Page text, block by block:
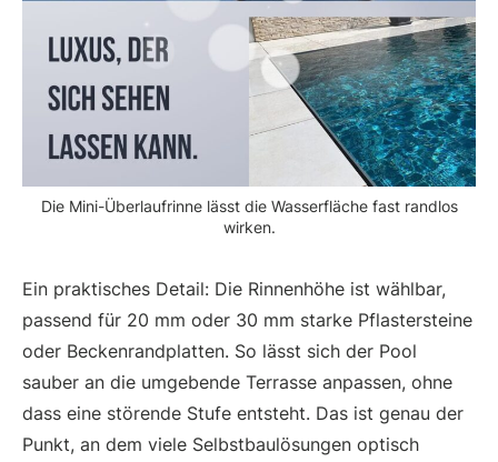
Die Mini-Überlaufrinne lässt die Wasserfläche fast randlos
wirken.
Ein praktisches Detail: Die Rinnenhöhe ist wählbar,
passend für 20 mm oder 30 mm starke Pflastersteine
oder Beckenrandplatten. So lässt sich der Pool
sauber an die umgebende Terrasse anpassen, ohne
dass eine störende Stufe entsteht. Das ist genau der
Punkt, an dem viele Selbstbaulösungen optisch